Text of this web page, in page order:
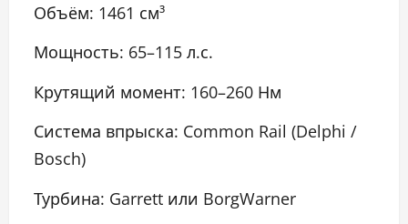
Объём: 1461 см³
Мощность: 65–115 л.с.
Крутящий момент: 160–260 Нм
Система впрыска: Common Rail (Delphi /
Bosch)
Турбина: Garrett или BorgWarner